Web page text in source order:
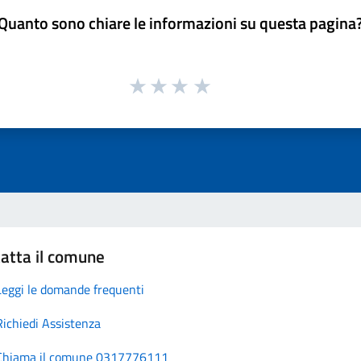
sono chiare le informazioni su questa
il comune
le domande frequenti
Assistenza
il comune 0317776111